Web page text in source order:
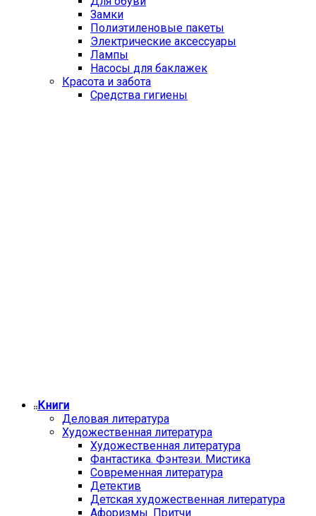
Замки
Полиэтиленовые пакеты
Электрические аксессуары
Лампы
Насосы для баклажек
Красота и забота
Средства гигиены
Книги
Деловая литература
Художественная литература
Художественная литература
Фантастика. Фэнтези. Мистика
Современная литература
Детектив
Детская художественная литература
Афоризмы. Притчи